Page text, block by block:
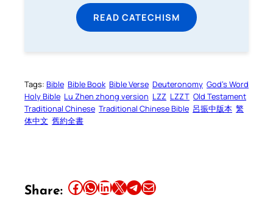
READ CATECHISM
Tags: Bible Bible Book Bible Verse Deuteronomy God’s Word
Holy Bible Lu Zhen zhong version LZZ LZZT Old Testament
Traditional Chinese Traditional Chinese Bible 呂振中版本 繁
体中文 舊約全書
Share: Share this article on Facebook Share this article on WhatsApp Share this article on LinkedIn Share this article on X Share this article on TelegramEmail this Article